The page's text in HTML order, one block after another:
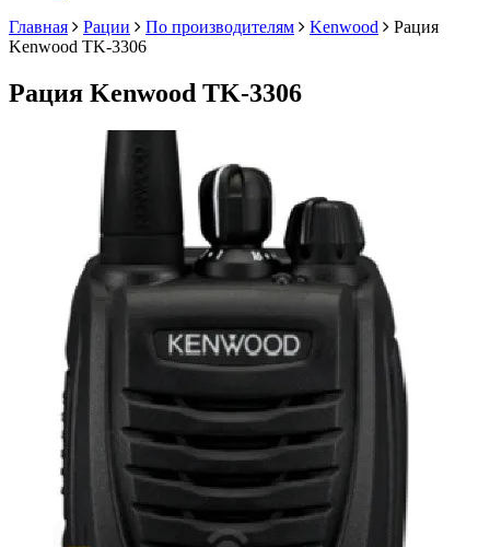
Главная
Рации По производителям Kenwood
Рация
Kenwood TK-3306
Рация Kenwood TK-3306